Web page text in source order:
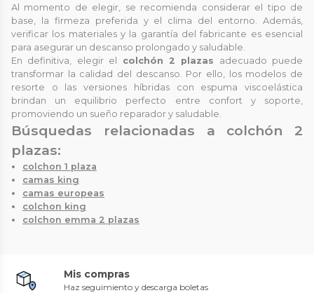
Al momento de elegir, se recomienda considerar el tipo de
base, la firmeza preferida y el clima del entorno. Además,
verificar los materiales y la garantía del fabricante es esencial
para asegurar un descanso prolongado y saludable.
En definitiva, elegir el colchón 2 plazas adecuado puede
transformar la calidad del descanso. Por ello, los modelos de
resorte o las versiones híbridas con espuma viscoelástica
brindan un equilibrio perfecto entre confort y soporte,
promoviendo un sueño reparador y saludable.
Búsquedas relacionadas a colchón 2
plazas:
colchon 1 plaza
camas king
camas europeas
colchon king
colchon emma 2 plazas
Mis compras
Haz seguimiento y descarga boletas